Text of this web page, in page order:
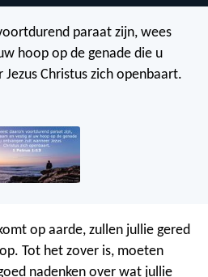
paraat zijn, wees
hoop op de genade die u
Christus zich openbaart.
op aarde, zullen jullie gered
Tot het zover is, moeten
nadenken over wat jullie